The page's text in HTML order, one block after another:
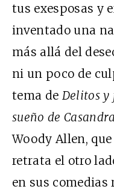
tus exesposas y
inventado una
más allá del
ni un poco de
tema de Delitos y
sueño de Casandra
Woody Allen,
retrata el otro
en sus comedias